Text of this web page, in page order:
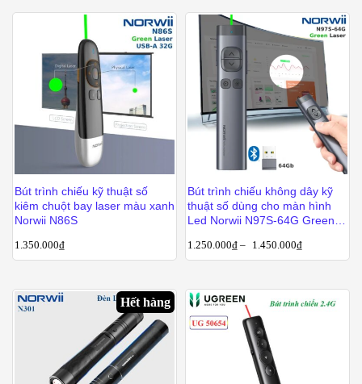
Bút trình chiếu kỹ thuật số
kiêm chuột bay laser màu xanh
Norwii N86S
1.350.000₫
Bút trình chiếu không dây kỹ
thuật số dùng cho màn hình
Led Norwii N97S-64G Green
1.250.000₫ – 1.450.000₫
Hết hàng